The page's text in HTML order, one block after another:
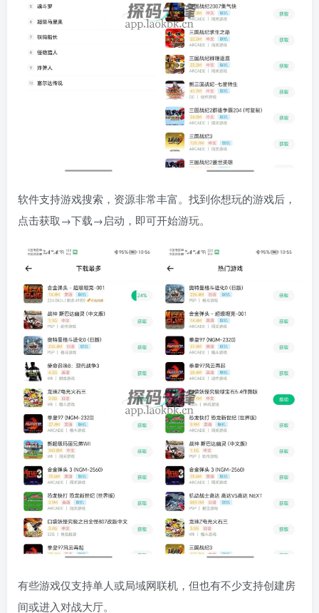
软件支持游戏搜索，资源非常丰富。找到你想玩的游戏后，
点击获取→下载→启动，即可开始游玩。
有些游戏仅支持单人或局域网联机，但也有不少支持创建房
间或进入对战大厅。